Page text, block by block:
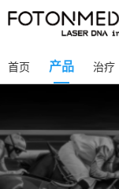
首页 产品 治疗